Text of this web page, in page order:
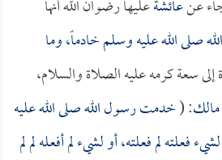
عنعائشةعليها رضوان الله أنها
صلى الله عليه وسلم خادماً، وما
سعة كرمه عليه الصلاة والسلام،
: (خدمت رسول الله صلى الله عليه
فعلته لم فعلته، أو لشيء لم أفعله لم لم